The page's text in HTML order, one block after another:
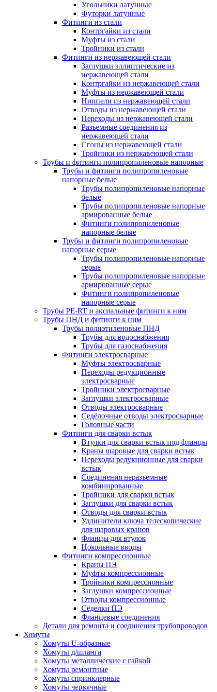
Угольники латунные
Футорки латунные
Фитинги из стали
Контргайки из стали
Муфты из стали
Тройники из стали
Фитинги из нержавеющей стали
Заглушки эллиптические из
нержавеющей стали
Контргайки из нержавеющей стали
Муфты из нержавеющей стали
Ниппели из нержавеющей стали
Отводы из нержавеющей стали
Переходы из нержавеющей стали
Разъемные соединения из
нержавеющей стали
Сгоны из нержавеющей стали
Тройники из нержавеющей стали
Трубы и фитинги полипропиленовые напорные
Трубы и фитинги полипропиленовые
напорные белые
Трубы полипропиленовые напорные
белые
Трубы полипропиленовые напорные
армированные белые
Фитинги полипропиленовые
напорные белые
Трубы и фитинги полипропиленовые
напорные серые
Трубы полипропиленовые напорные
серые
Трубы полипропиленовые напорные
армированные серые
Фитинги полипропиленовые
напорные серые
Трубы PE-RT и аксиальные фитинги к ним
Трубы ПНД и фитинги к ним
Трубы полиэтиленовые ПНД
Трубы для водоснабжения
Трубы для газоснабжения
Фитинги электросварные
Муфты электросварные
Переходы редукционные
электросварные
Тройники электросварные
Заглушки электросварные
Отводы электросварные
Седёлочные отводы электросварные
Головные части
Фитинги для сварки встык
Втулки для сварки встык под фланцы
Краны шаровые для сварки встык
Переходы редукционные для сварки
встык
Соединения неразъемные
комбинированные
Тройники для сварки встык
Заглушки для сварки встык
Отводы для сварки встык
Удлинители ключа телескопические
для шаровых кранов
Фланцы для втулок
Цокольные вводы
Фитинги компрессионные
Краны ПЭ
Муфты компрессионные
Тройники компрессионные
Заглушки компрессионные
Отводы компрессионные
Сёделки ПЭ
Фланцевые соединения
Детали для ремонта и соединения трубопроводов
Хомуты
Хомуты U-образные
Хомуты д/шланга
Хомуты металлические с гайкой
Хомуты ремонтные
Хомуты спринклерные
Хомуты червячные